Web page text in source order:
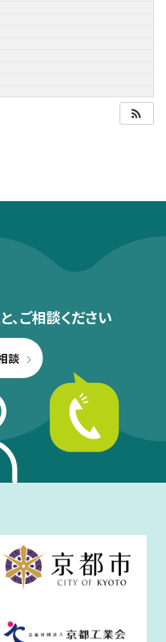
、ご相談ください
談